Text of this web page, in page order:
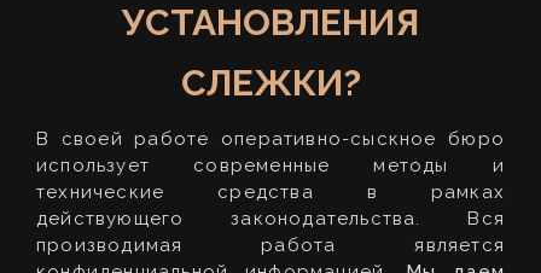
УСТАНОВЛЕНИЯ
СЛЕЖКИ?
В своей работе оперативно-сыскное бюро
использует современные методы и
технические средства в рамках
действующего законодательства. Вся
производимая работа является